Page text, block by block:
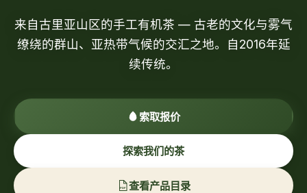
来自古里亚山区的手工有机茶 — 古老的文化与雾气
缭绕的群山、亚热带气候的交汇之地。自2016年延
续传统。
索取报价
探索我们的茶
PDF 查看产品目录